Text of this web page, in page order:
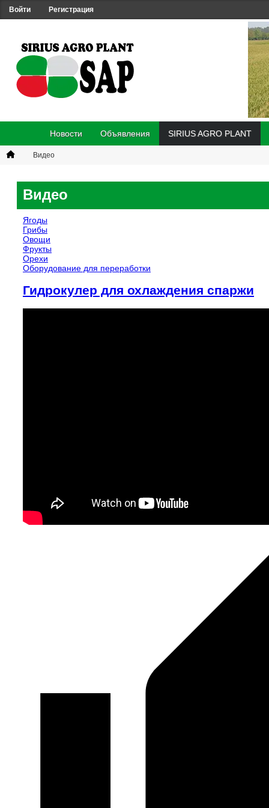
Войти Регистрация
Новости Объявления SIRIUS AGRO PLANT
Видео
Видео
Ягоды
Грибы
Овощи
Фрукты
Орехи
Оборудование для переработки
Гидрокулер для охлаждения спаржи